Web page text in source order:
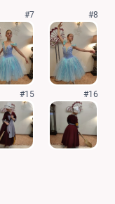
#7 #8
#15 #16